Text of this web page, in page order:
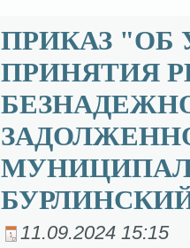
ПРИКАЗ "ОБ
ПРИНЯТИЯ
11.09.2024 15:15